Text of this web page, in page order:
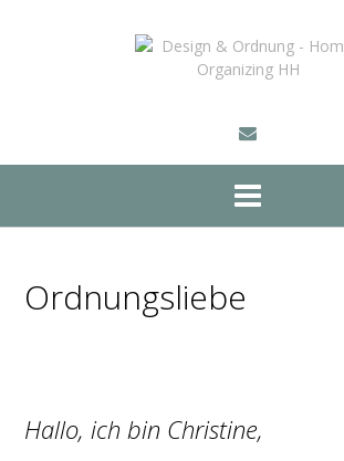
Ordnungsliebe
Hallo, ich bin Christine,